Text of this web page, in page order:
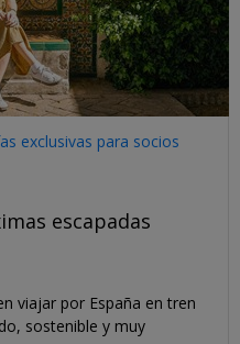
exclusivas para socios
escapadas
viajar por España en tren
sostenible y muy